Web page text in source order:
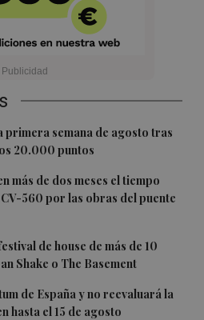
primera semana de agosto tras
20.000 puntos
más de dos meses el tiempo
560 por las obras del puente
de house de más de 10
Shake o The Basement
de España y no reevaluará la
hasta el 15 de agosto